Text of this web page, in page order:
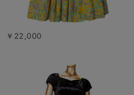
￥22,000